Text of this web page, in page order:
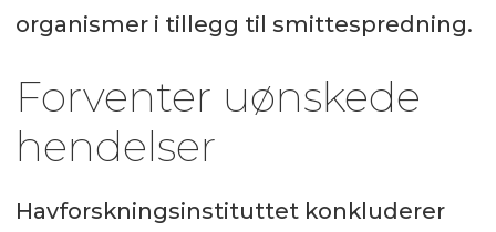
organismer i tillegg til smittespredning.
Forventer uønskede
hendelser
Havforskningsinstituttet konkluderer